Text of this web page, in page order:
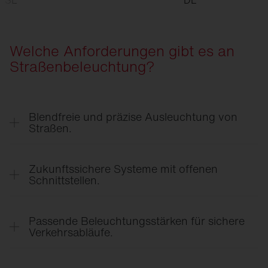
Welche Anforderungen gibt es an
Straßen­beleuchtung?
Blendfreie und präzise Ausleuchtung von
Straßen.
Fahrbahnen, Gehwegen und Kreuzungsbereichen
– ohne unnötige Blendung für
Zukunftssichere Systeme mit offenen
Schnittstellen.
und Tageszeit an, wachsen dank offener
Schnittstellen flexibel mit und senken Energie- wie
Passende Beleuchtungsstärken für sichere
Verkehrsabläufe.